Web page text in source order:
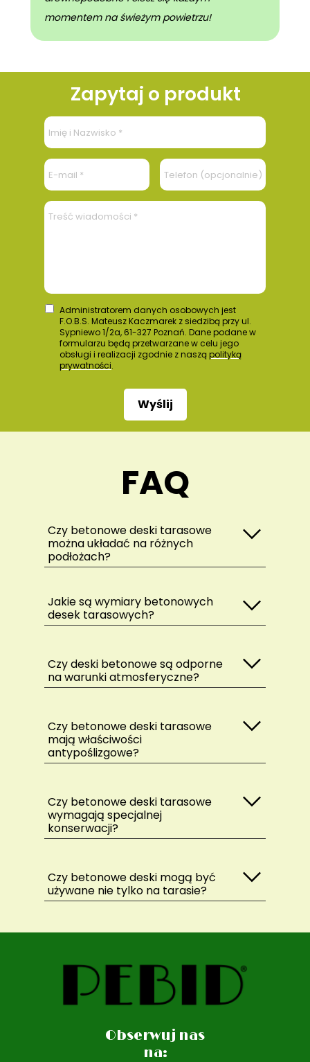
momentem na świeżym powietrzu!
Zapytaj o produkt
Administratorem danych osobowych jest
F.O.B.S. Mateusz Kaczmarek z siedzibą przy ul.
Sypniewo 1/2a, 61-327 Poznań. Dane podane w
formularzu będą przetwarzane w celu jego
obsługi i realizacji zgodnie z nasząpolityką
prywatności.
Wyślij
FAQ
Czy betonowe deski tarasowe
można układać na różnych
podłożach?
Jakie są wymiary betonowych
desek tarasowych?
Czy deski betonowe są odporne
na warunki atmosferyczne?
Czy betonowe deski tarasowe
mają właściwości
antypoślizgowe?
Czy betonowe deski tarasowe
wymagają specjalnej
konserwacji?
Czy betonowe deski mogą być
używane nie tylko na tarasie?
Obserwuj nas
na: